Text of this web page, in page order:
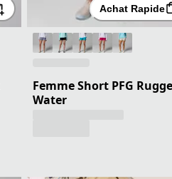
Achat Rapide
Femme Short PFG
Water